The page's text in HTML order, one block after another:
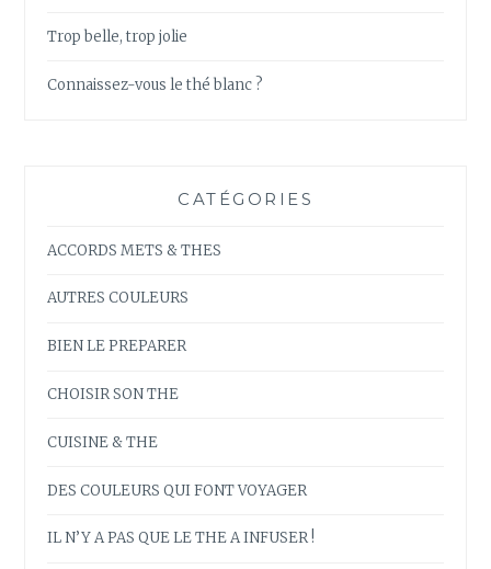
Trop belle, trop jolie
Connaissez-vous le thé blanc ?
CATÉGORIES
ACCORDS METS & THES
AUTRES COULEURS
BIEN LE PREPARER
CHOISIR SON THE
CUISINE & THE
DES COULEURS QUI FONT VOYAGER
IL N’Y A PAS QUE LE THE A INFUSER !